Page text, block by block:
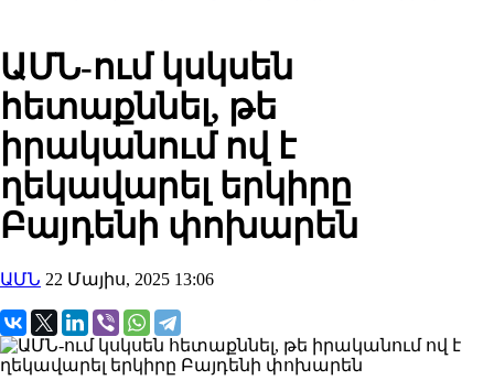
ԱՄՆ-ում կսկսեն
հետաքննել, թե
իրականում ով է
ղեկավարել երկիրը
Բայդենի փոխարեն
ԱՄՆ 22 Մայիս, 2025 13:06